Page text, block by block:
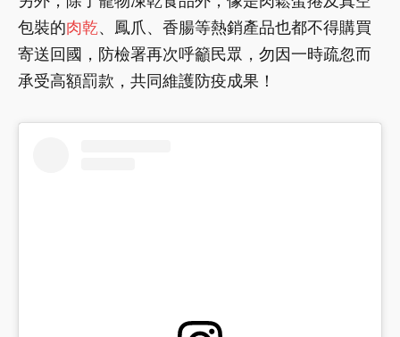
包裝的肉乾、鳳爪、香腸等熱銷產品也都不得購買
寄送回國，防檢署再次呼籲民眾，勿因一時疏忽而
承受高額罰款，共同維護防疫成果！